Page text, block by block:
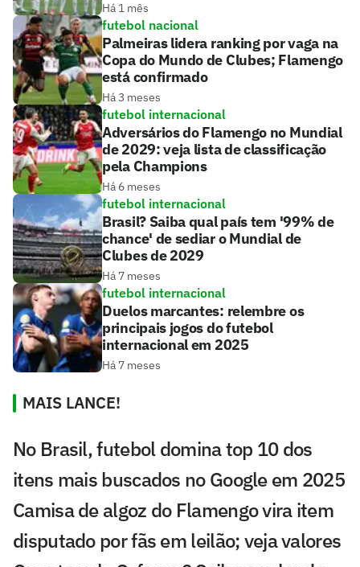
Há 1 mês
futebol nacional
Palmeiras lidera ranking por vaga na
Copa do Mundo de Clubes; Flamengo
está confirmado
Há 3 meses
futebol internacional
Adversários do Flamengo no Mundial
de 2029: veja lista de classificação
pela Champions
Há 6 meses
futebol internacional
Brasil? Saiba qual país tem '99% de
chance' de sediar o Mundial de
Clubes de 2029
Há 7 meses
futebol internacional
Duelos marcantes: relembre os
principais jogos do futebol
internacional em 2025
Há 7 meses
MAIS LANCE!
No Brasil, futebol domina top 10 dos
itens mais buscados no Google em 2025
Camisa de algoz do Flamengo vira item
disputado por fãs em leilão; veja valores